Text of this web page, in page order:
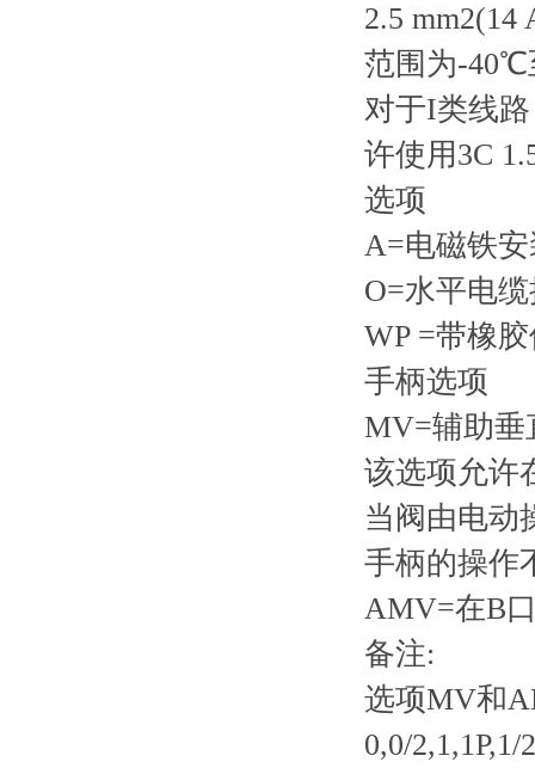
2.5
范围为-
对于I类线
许使用3C
选项
A=电磁铁
O=水平电
WP =带橡
手柄选项
MV=辅助垂
该选项允许
当阀由电动
手柄的操作
AMV=在B
备注:
选项MV和
0,0/